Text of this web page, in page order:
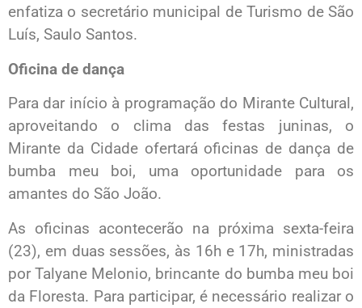
enfatiza o secretário municipal de Turismo de São
Luís, Saulo Santos.
Oficina de dança
Para dar início à programação do Mirante Cultural,
aproveitando o clima das festas juninas, o
Mirante da Cidade ofertará oficinas de dança de
bumba meu boi, uma oportunidade para os
amantes do São João.
As oficinas acontecerão na próxima sexta-feira
(23), em duas sessões, às 16h e 17h, ministradas
por Talyane Melonio, brincante do bumba meu boi
da Floresta. Para participar, é necessário realizar o